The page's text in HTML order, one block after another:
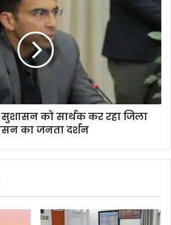
को सार्थक कर रहा जिला
का जनता दर्शन